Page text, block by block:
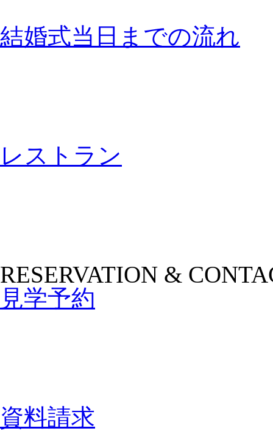
結婚式当日までの流れ
レストラン
RESERVATION &
見学予約
資料請求